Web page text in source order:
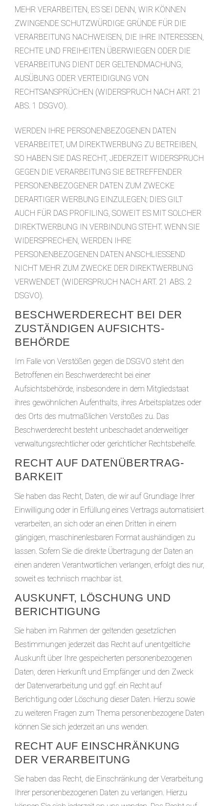
MEHR VERARBEITEN, ES SEI DENN, WIR KÖNNEN
ZWINGENDE SCHUTZWÜRDIGE GRÜNDE FÜR DIE
VERARBEITUNG NACHWEISEN, DIE IHRE INTERESSEN,
RECHTE UND FREIHEITEN ÜBERWIEGEN ODER DIE
VERARBEITUNG DIENT DER GELTENDMACHUNG,
AUSÜBUNG ODER VERTEIDIGUNG VON
RECHTSANSPRÜCHEN (WIDERSPRUCH NACH ART. 21
ABS. 1 DSGVO).
WERDEN IHRE PERSONENBEZOGENEN DATEN
VERARBEITET, UM DIREKTWERBUNG ZU BETREIBEN,
SO HABEN SIE DAS RECHT, JEDERZEIT WIDERSPRUCH
GEGEN DIE VERARBEITUNG SIE BETREFFENDER
PERSONENBEZOGENER DATEN ZUM ZWECKE
DERARTIGER WERBUNG EINZULEGEN; DIES GILT
AUCH FÜR DAS PROFILING, SOWEIT ES MIT SOLCHER
DIREKTWERBUNG IN VERBINDUNG STEHT. WENN SIE
WIDERSPRECHEN, WERDEN IHRE
PERSONENBEZOGENEN DATEN ANSCHLIESSEND
NICHT MEHR ZUM ZWECKE DER DIREKTWERBUNG
VERWENDET (WIDERSPRUCH NACH ART. 21 ABS. 2
DSGVO).
BESCHWERDE­RECHT BEI DER
ZUSTÄNDIGEN AUFSICHTS­
BEHÖRDE
Im Falle von Verstößen gegen die DSGVO steht den
Betroffenen ein Beschwerderecht bei einer
Aufsichtsbehörde, insbesondere in dem Mitgliedstaat
ihres gewöhnlichen Aufenthalts, ihres Arbeitsplatzes oder
des Orts des mutmaßlichen Verstoßes zu. Das
Beschwerderecht besteht unbeschadet anderweitiger
verwaltungsrechtlicher oder gerichtlicher Rechtsbehelfe.
RECHT AUF DATEN­ÜBERTRAG­
BARKEIT
Sie haben das Recht, Daten, die wir auf Grundlage Ihrer
Einwilligung oder in Erfüllung eines Vertrags automatisiert
verarbeiten, an sich oder an einen Dritten in einem
gängigen, maschinenlesbaren Format aushändigen zu
lassen. Sofern Sie die direkte Übertragung der Daten an
einen anderen Verantwortlichen verlangen, erfolgt dies nur,
soweit es technisch machbar ist.
AUSKUNFT, LÖSCHUNG UND
BERICHTIGUNG
Sie haben im Rahmen der geltenden gesetzlichen
Bestimmungen jederzeit das Recht auf unentgeltliche
Auskunft über Ihre gespeicherten personenbezogenen
Daten, deren Herkunft und Empfänger und den Zweck
der Datenverarbeitung und ggf. ein Recht auf
Berichtigung oder Löschung dieser Daten. Hierzu sowie
zu weiteren Fragen zum Thema personenbezogene Daten
können Sie sich jederzeit an uns wenden.
RECHT AUF EINSCHRÄNKUNG
DER VERARBEITUNG
Sie haben das Recht, die Einschränkung der Verarbeitung
Ihrer personenbezogenen Daten zu verlangen. Hierzu